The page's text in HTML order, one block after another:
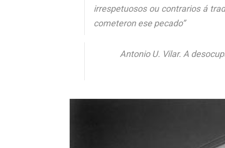
irrespetuosos ou contrarios á
cometeron ese pecado”
Antonio U. Vilar. A